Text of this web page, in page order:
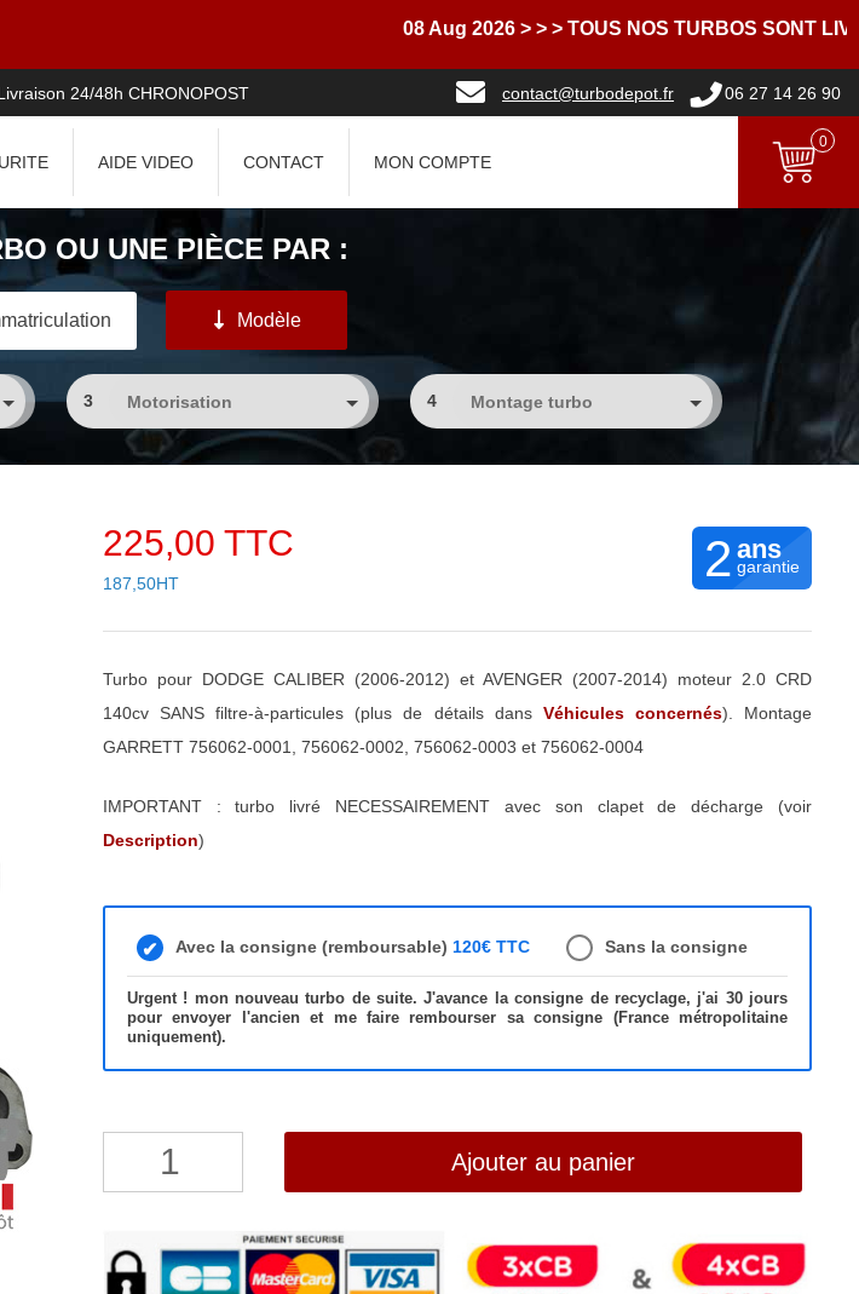
08 Aug 2026 > > > TOUS NOS TURBOS SONT LIVRES
24/48h CHRONOPOST contact@turbodepot.fr 06 27 14 26 90
AIDE VIDEO CONTACT MON COMPTE
0
OU UNE PIÈCE PAR :
Modèle
3 4
225,00 TTC
187,50HT 2 ans
garantie
Turbo pour DODGE CALIBER (2006-2012) et AVENGER (2007-2014) moteur 2.0 CRD
140cv SANS filtre-à-particules (plus de détails dans Véhicules concernés). Montage
GARRETT 756062-0001, 756062-0002, 756062-0003 et 756062-0004
IMPORTANT : turbo livré NECESSAIREMENT avec son clapet de décharge (voir
Description)
Avec la consigne (remboursable) 120€ TTC Sans la consigne
Urgent ! mon nouveau turbo de suite. J'avance la consigne de recyclage, j'ai 30 jours
pour envoyer l'ancien et me faire rembourser sa consigne (France métropolitaine
uniquement).
Dodge
Caliber
Ajouter au panier